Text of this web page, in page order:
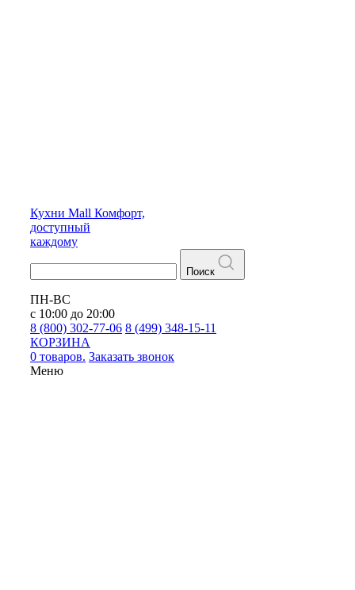
Кухни Mall Комфорт,
доступный
каждому
Поиск
ПН-ВС
с 10:00 до 20:00
8 (800) 302-77-06 8 (499) 348-15-11
КОРЗИНА
0 товаров. Заказать звонок
Меню